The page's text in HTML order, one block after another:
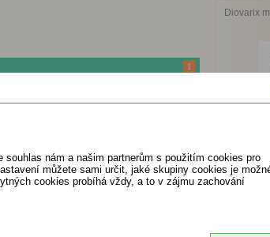
1
Diovarix
Favea
nám a našim partnerům s použitím cookies pro
můžete sami určit, jaké skupiny cookies je
cookies probíhá vždy, a to v zájmu zachování